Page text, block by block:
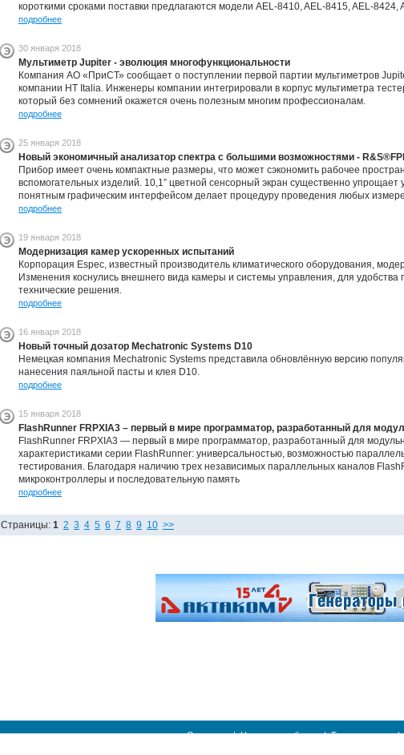
короткими сроками поставки предлагаются модели AEL-8410, AEL-8415, AEL-8424,
подробнее
30 января 2018
Мультиметр Jupiter - эволюция многофункциональности
Компания АО «ПриСТ» сообщает о поступлении первой партии мультиметров
компании HT Italia. Инженеры компании интегрировали в корпус мультиметра
который без сомнений окажется очень полезным многим профессионалам.
подробнее
25 января 2018
Новый экономичный анализатор спектра с большими возможностями -
Прибор имеет очень компактные размеры, что может сэкономить рабочее
вспомогательных изделий. 10,1” цветной сенсорный экран существенно упрощает
понятным графическим интерфейсом делает процедуру проведения любых
подробнее
19 января 2018
Модернизация камер ускоренных испытаний
Корпорация Espec, известный производитель климатического оборудования,
Изменения коснулись внешнего вида камеры и системы управления, для
технические решения.
подробнее
16 января 2018
Новый точный дозатор Mechatronic Systems D10
Немецкая компания Mechatronic Systems представила обновлённую версию
нанесения паяльной пасты и клея D10.
подробнее
15 января 2018
FlashRunner FRPXIA3 – первый в мире программатор, разработанный для
FlashRunner FRPXIA3 — первый в мире программатор, разработанный для
характеристиками серии FlashRunner: универсальностью, возможностью
тестирования. Благодаря наличию трех независимых параллельных каналов
микроконтроллеры и последовательную память
подробнее
Страницы: 1 2 3 4 5 6 7 8 9 10 >>
О проекте|Новости и события|Техническая